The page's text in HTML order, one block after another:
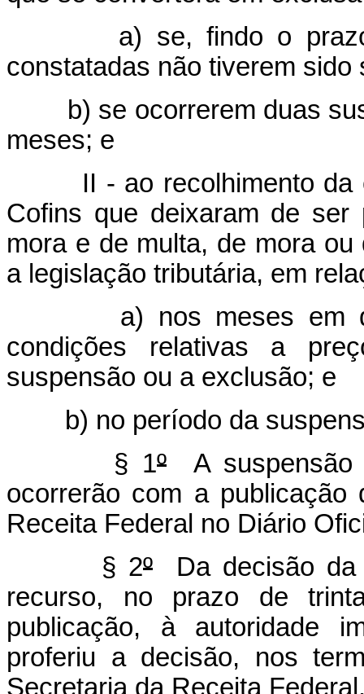
a) se, findo o
constatadas não tiverem sido
b) se ocorrerem duas
meses; e
II - ao recolhimento
Cofins que deixaram de
mora e de multa, de mora
a legislação tributária, em
a) nos meses em
condições relativas a
suspensão ou a exclusão; e
b) no período da
§ 1º A suspensão
ocorrerão com a
Receita Federal no Diário
§ 2º Da decisão da
recurso, no prazo de
publicação, à autoridade
proferiu a decisão, nos
Secretaria da Receita